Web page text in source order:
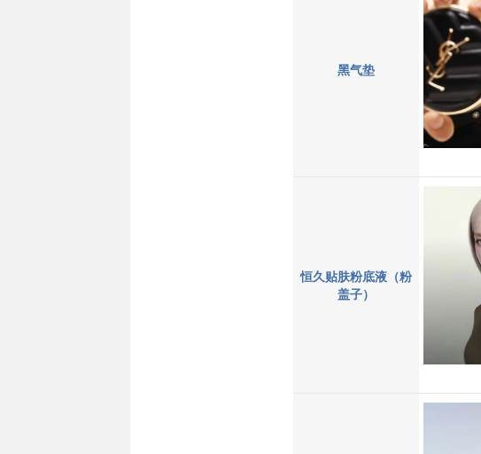
黑气垫
恒久贴肤粉底液（粉
盖子）